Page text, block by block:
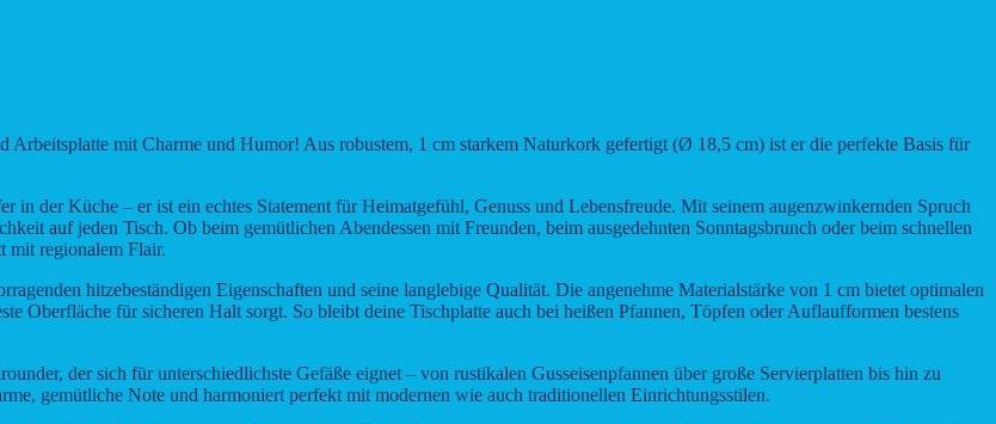
mit Charme und Humor! Aus robustem, 1 cm starkem Naturkork gefertigt (Ø 18,5 cm) ist er die perfekte Basis für
der Küche – er ist ein echtes Statement für Heimatgefühl, Genuss und Lebensfreude. Mit seinem augenzwinkernden Spruch
auf jeden Tisch. Ob beim gemütlichen Abendessen mit Freunden, beim ausgedehnten Sonntagsbrunch oder beim schnellen
mit regionalem Flair.
hitzebeständigen Eigenschaften und seine langlebige Qualität. Die angenehme Materialstärke von 1 cm bietet optimalen
Oberfläche für sicheren Halt sorgt. So bleibt deine Tischplatte auch bei heißen Pfannen, Töpfen oder Auflaufformen bestens
der sich für unterschiedlichste Gefäße eignet – von rustikalen Gusseisenpfannen über große Servierplatten bis hin zu
gemütliche Note und harmoniert perfekt mit modernen wie auch traditionellen Einrichtungsstilen.